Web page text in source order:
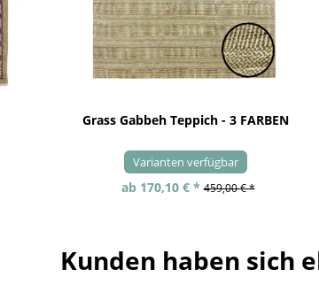
Grass Gabbeh Teppich - 3 FARBEN
Varianten verfügbar
ab 170,10 € * 459,00 € *
Kunden haben sich